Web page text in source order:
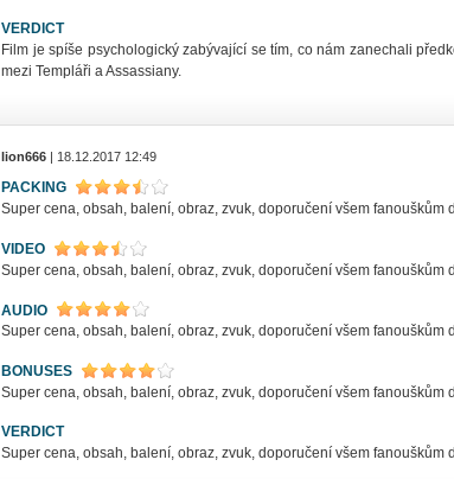
VERDICT
Film je spíše psychologický zabývající se tím, co nám zanechali
mezi Templáři a Assassiany.
lion666 | 18.12.2017 12:49
PACKING
Super cena, obsah, balení, obraz, zvuk, doporučení všem fanouškům
VIDEO
Super cena, obsah, balení, obraz, zvuk, doporučení všem fanouškům
AUDIO
Super cena, obsah, balení, obraz, zvuk, doporučení všem fanouškům
BONUSES
Super cena, obsah, balení, obraz, zvuk, doporučení všem fanouškům
VERDICT
Super cena, obsah, balení, obraz, zvuk, doporučení všem fanouškům